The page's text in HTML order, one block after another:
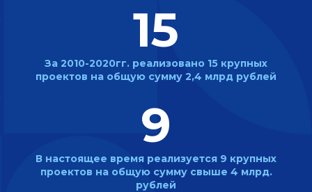
15
За 2010-2020гг. реализовано 15 крупных
проектов на общую сумму 2,4 млрд рублей
9
В настоящее время реализуется 9 крупных
проектов на общую сумму свыше 4 млрд.
рублей